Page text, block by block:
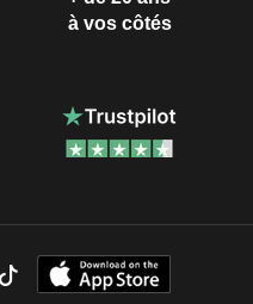
à vos côtés